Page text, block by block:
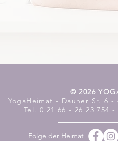
​© 2026
YogaHeimat - Dauner Sr. 6 -
Tel. 0 21 66 - 26 23 754
Folge der Heimat